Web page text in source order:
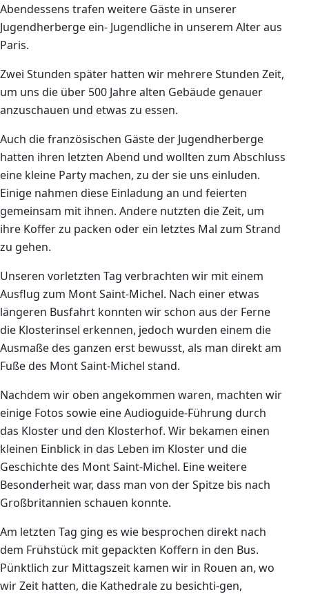
Abendessens trafen weitere Gäste in unserer
Jugendherberge ein- Jugendliche in unserem Alter aus
Paris.
Zwei Stunden später hatten wir mehrereStunden Zeit,
um uns die über 500 Jahre alten Gebäude genauer
anzuschauen und etwas zu essen.
Auch die französischen Gäste der Jugendherberge
hatten ihren letzten Abend und wollten zum Abschluss
eine kleine Party machen, zu der sie uns einluden.
Einige nahmen diese Einladung an und feierten
gemeinsam mit ihnen. Andere nutzten die Zeit, um
ihre Koffer zu packen oder ein letztes Mal zum Strand
zu gehen.
Unseren vorletzten Tag verbrachten wir mit einem
Ausflug zum Mont Saint-Michel. Nach einer etwas
längeren Busfahrt konnten wir schon aus der Ferne
die Klosterinsel erkennen, jedoch wurden einem die
Ausmaße des ganzen erst bewusst, als man direkt am
Fuße des Mont Saint-Michel stand.
Nachdem wir oben angekommen waren, machten wir
einige Fotos sowie eine Audioguide-Führung durch
das Kloster und den Klosterhof. Wir bekamen einen
kleinen Einblick in das Leben im Kloster und die
Geschichte des Mont Saint-Michel. Eine weitere
Besonderheit war, dass man von der Spitze bis nach
Großbritannien schauen konnte.
Am letzten Tag ging es wie besprochen direkt nach
dem Frühstück mit gepackten Koffern in den Bus.
Pünktlich zur Mittagszeit kamen wir in Rouen an, wo
wir Zeit hatten, die Kathedrale zu besichti-gen,